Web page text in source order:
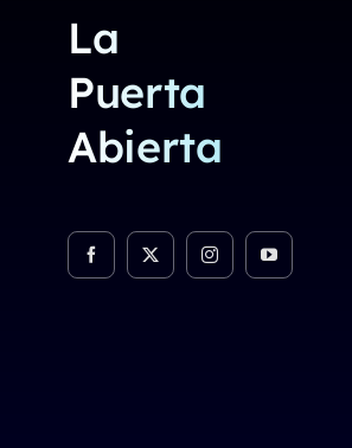
La
Puerta
Abierta